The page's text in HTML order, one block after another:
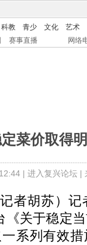
科教 青少 文化
艺术
赛事直播 网络
菜价取得
| 进入复兴论坛|
胡苏）记
关于稳定
系列有效